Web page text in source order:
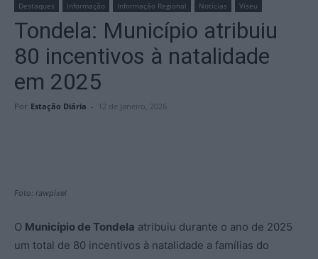
Destaques Informação Informação Regional Notícias Viseu
Tondela: Município atribuiu
80 incentivos à natalidade
em 2025
Por Estação Diária - 12 de Janeiro, 2026
Foto: rawpixel
O Município de Tondela atribuiu durante o ano de 2025
um total de 80 incentivos à natalidade a famílias do